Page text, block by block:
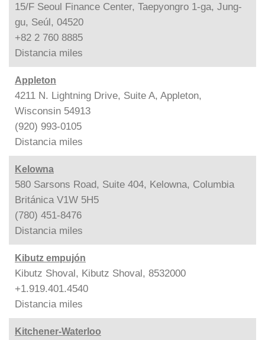
15/F Seoul Finance Center, Taepyongro 1-ga, Jung-
gu, Seúl, 04520
+82 2 760 8885
Distancia miles
Appleton
4211 N. Lightning Drive, Suite A, Appleton,
Wisconsin 54913
(920) 993-0105
Distancia miles
Kelowna
580 Sarsons Road, Suite 404, Kelowna, Columbia
Británica V1W 5H5
(780) 451-8476
Distancia miles
Kibutz empujón
Kibutz Shoval, Kibutz Shoval, 8532000
+1.919.401.4540
Distancia miles
Kitchener-Waterloo